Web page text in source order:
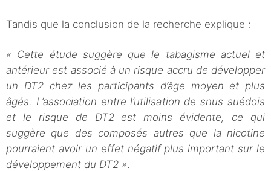
Tandis que la conclusion de la recherche explique :
« Cette étude suggère que le tabagisme actuel et
antérieur est associé à un risque accru de développer
un DT2 chez les participants d’âge moyen et plus
âgés. L’association entre l’utilisation de snus suédois
et le risque de DT2 est moins évidente, ce qui
suggère que des composés autres que la nicotine
pourraient avoir un effet négatif plus important sur le
développement du DT2 ».